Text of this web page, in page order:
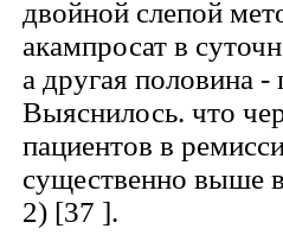
двойной слепой
акампросат в
а другая половина -
Выяснилось. что
пациентов в
существенно выше
2) [37 ].